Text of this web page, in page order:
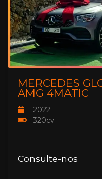
MERCEDES
AMG 4MATIC
2022
320cv
Consulte-nos